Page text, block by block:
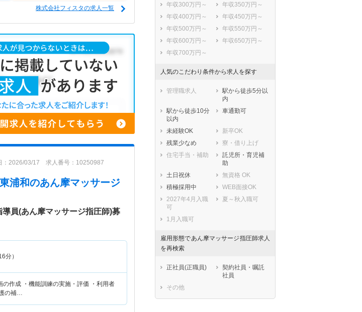
株式会社フィスタの求人一覧
：2026/03/17 求人番号：10250987
浦和のあん摩マッサージ
員(あん摩マッサージ指圧師)募
分）
作成 ・機能訓練の実施・評価 ・利用者
の補…
年収300万円～
年収350万円～
年収400万円～
年収450万円～
年収500万円～
年収550万円～
年収600万円～
年収650万円～
年収700万円～
人気のこだわり条件から求人を探す
管理職求人
駅から徒歩5分以
内
駅から徒歩10分
以内
車通勤可
未経験OK
新卒OK
残業少なめ
寮・借り上げ
住宅手当・補助
託児所・育児補
助
土日祝休
無資格 OK
積極採用中
WEB面接OK
2027年4月入職
可
夏～秋入職可
1月入職可
雇用形態であん摩マッサージ指圧師求人
を再検索
正社員(正職員)
契約社員・嘱託
社員
その他